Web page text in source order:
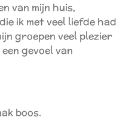
van mijn huis,
ik met veel liefde had
groepen veel plezier
gevoel van
boos.